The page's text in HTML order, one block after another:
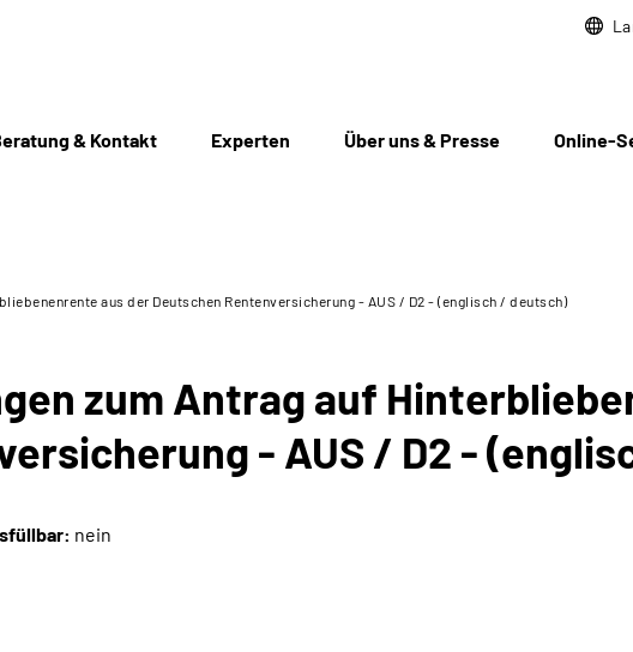
& Kontakt Experten Über uns & Presse Online-
aus der Deutschen Rentenversicherung - AUS / D2 - (englisch / deutsch)
zum Antrag auf
- AUS / D2 -
nein